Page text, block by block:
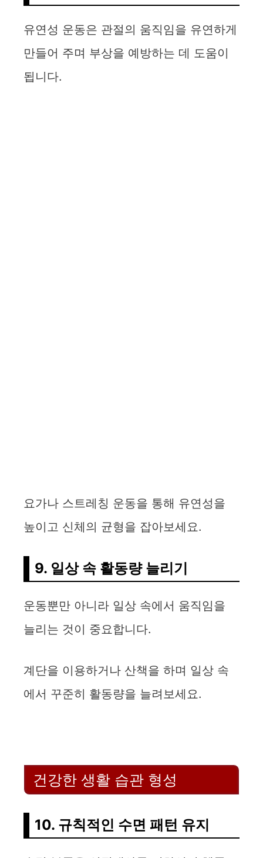
유연성 운동은 관절의 움직임을 유연하게
만들어 주며 부상을 예방하는 데 도움이
됩니다.
요가나 스트레칭 운동을 통해 유연성을
높이고 신체의 균형을 잡아보세요.
9. 일상 속 활동량 늘리기
운동뿐만 아니라 일상 속에서 움직임을
늘리는 것이 중요합니다.
계단을 이용하거나 산책을 하며 일상 속
에서 꾸준히 활동량을 늘려보세요.
건강한 생활 습관 형성
10. 규칙적인 수면 패턴 유지